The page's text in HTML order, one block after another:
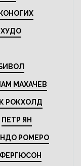
МАХАЧЕВ
РОКХОЛД
ПЕТР ЯН
РОМЕРО